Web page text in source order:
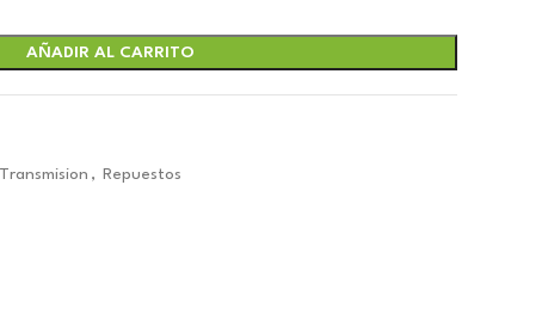
AÑADIR AL CARRITO
, Repuestos